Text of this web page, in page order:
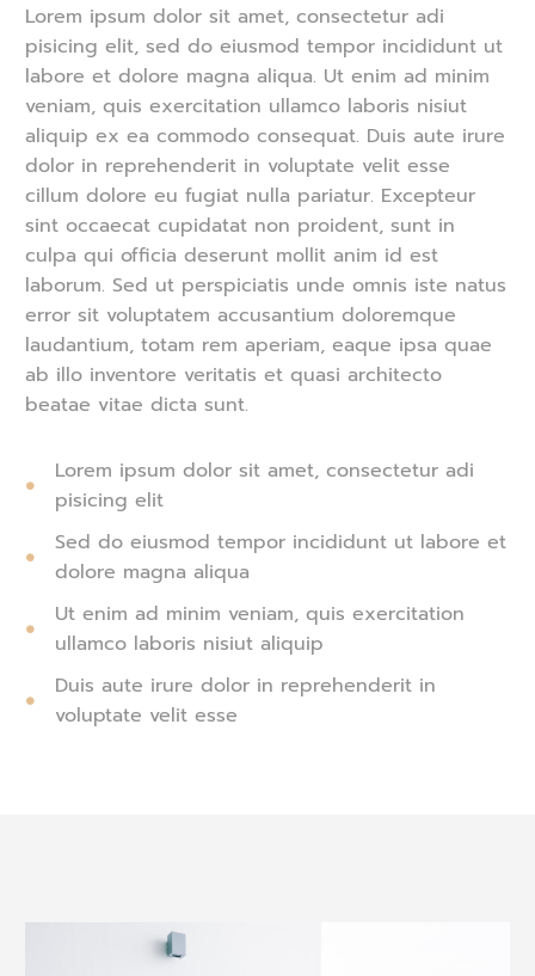
Lorem ipsum dolor sit amet, consectetur adi
pisicing elit, sed do eiusmod tempor incididunt ut
labore et dolore magna aliqua. Ut enim ad minim
veniam, quis exercitation ullamco laboris nisiut
aliquip ex ea commodo consequat. Duis aute irure
dolor in reprehenderit in voluptate velit esse
cillum dolore eu fugiat nulla pariatur. Excepteur
sint occaecat cupidatat non proident, sunt in
culpa qui officia deserunt mollit anim id est
laborum. Sed ut perspiciatis unde omnis iste natus
error sit voluptatem accusantium doloremque
laudantium, totam rem aperiam, eaque ipsa quae
ab illo inventore veritatis et quasi architecto
beatae vitae dicta sunt.
Lorem ipsum dolor sit amet, consectetur adi
pisicing elit
Sed do eiusmod tempor incididunt ut labore et
dolore magna aliqua
Ut enim ad minim veniam, quis exercitation
ullamco laboris nisiut aliquip
Duis aute irure dolor in reprehenderit in
voluptate velit esse